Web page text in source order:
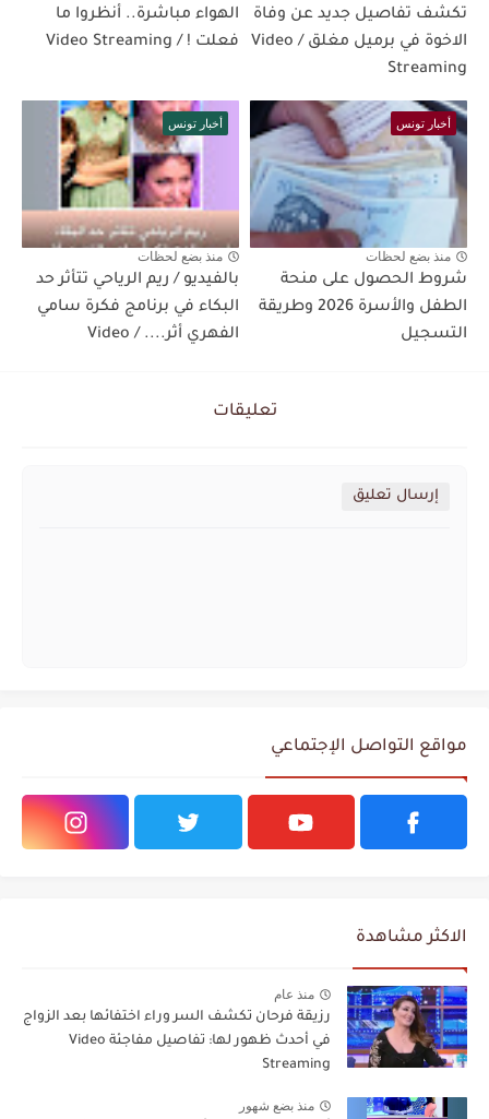
تكشف تفاصيل جديد عن وفاة
الاخوة في برميل مغلق / Video
Streaming
الهواء مباشرة.. أنظروا ما
فعلت ! / Video Streaming
أخبار تونس
منذ بضع لحظات
شروط الحصول على منحة
الطفل والأسرة 2026 وطريقة
التسجيل
أخبار تونس
منذ بضع لحظات
بالفيديو / ريم الرياحي تتأثر حد
البكاء في برنامج فكرة سامي
الفهري أثر.... / Video
تعليقات
إرسال تعليق
مواقع التواصل الإجتماعي
الاكثر مشاهدة
منذ عام
رزيقة فرحان تكشف السر وراء اختفائها بعد الزواج
في أحدث ظهور لها: تفاصيل مفاجئة Video
Streaming
منذ بضع شهور